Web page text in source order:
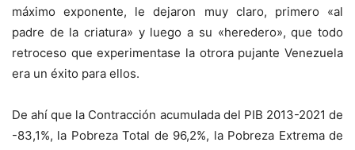
máximo exponente, le dejaron muy claro, primero «al
padre de la criatura» y luego a su «heredero», que todo
retroceso que experimentase la otrora pujante Venezuela
era un éxito para ellos.
De ahí que la Contracción acumulada del PIB 2013-2021 de
-83,1%, la Pobreza Total de 96,2%, la Pobreza Extrema de